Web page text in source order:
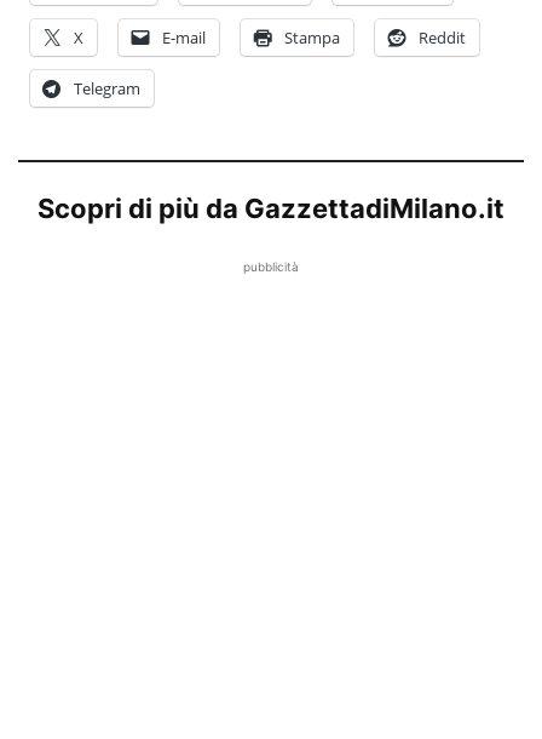
X E-mail Stampa Reddit
Telegram
Scopri di più da GazzettadiMilano.it
pubblicità